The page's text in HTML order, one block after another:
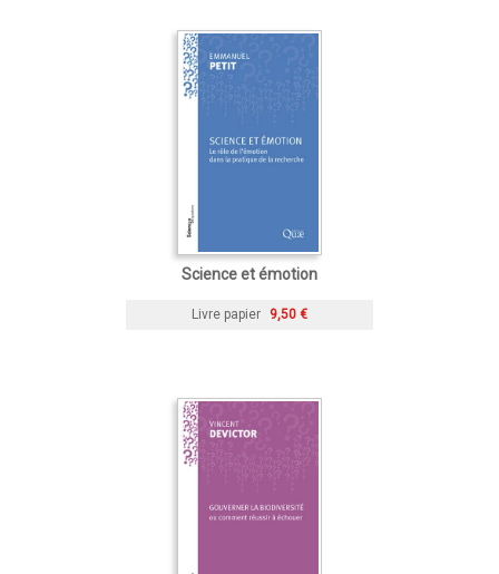
Science et émotion
Livre papier 9,50 €